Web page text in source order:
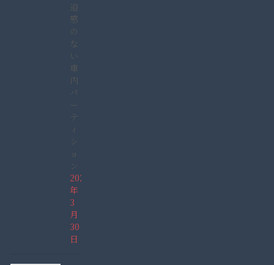
迫
感
の
な
い
車
内
パ
ー
テ
ィ
シ
ョ
ン
2022
年
3
月
30
日